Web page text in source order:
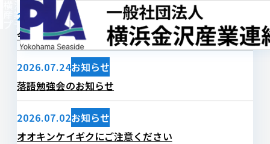
横浜金沢発、つながりで創る
産業発展
プラットフォーム
2026.08.06お知らせ
令和８年 夏期休業のお知らせ
2026.07.24お知らせ
落語勉強会のお知らせ
2026.07.02お知らせ
オオキンケイギクにご注意ください